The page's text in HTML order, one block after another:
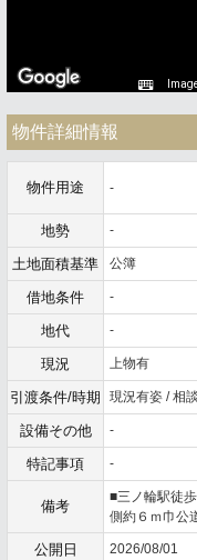
物件詳細情報
物件用途 -
地勢 -
土地面積基準 公簿
借地条件 -
地代 -
現況 上物有
引渡条件/時期 現況有姿 / 相談
設備その他 -
特記事項 -
備考
■三ノ輪駅徒
側約６ｍ巾公
公開日 2026/08/01